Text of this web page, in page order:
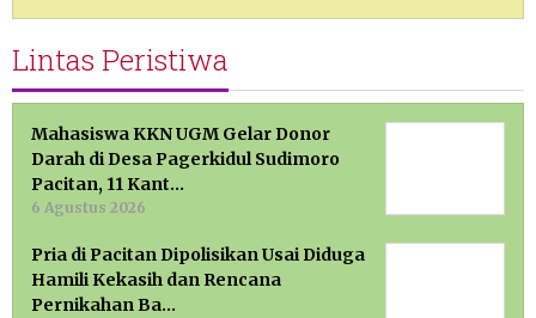
Lintas Peristiwa
Mahasiswa KKN UGM Gelar Donor
Darah di Desa Pagerkidul Sudimoro
Pacitan, 11 Kant…
6 Agustus 2026
Pria di Pacitan Dipolisikan Usai Diduga
Hamili Kekasih dan Rencana
Pernikahan Ba…